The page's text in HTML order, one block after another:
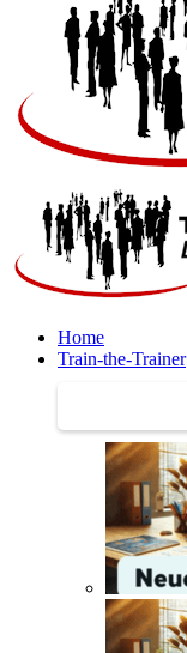
Home
Train-the-Trainer